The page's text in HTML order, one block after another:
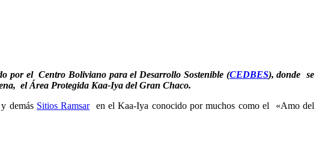
por el Centro Boliviano para el Desarrollo Sostenible (CEDBES), donde se
el Área Protegida Kaa-Iya del Gran Chaco.
demás Sitios Ramsaren el Kaa-Iya conocido por muchos como el «Amo del